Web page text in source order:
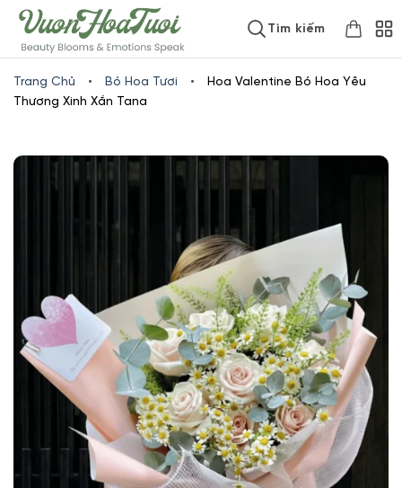
www.vuonhoatuoi.vnSkip
to
content
Tìm kiếm
Trang Chủ • Bó Hoa Tươi •
Hoa Valentine Bó Hoa Yêu
Thương Xinh Xắn Tana